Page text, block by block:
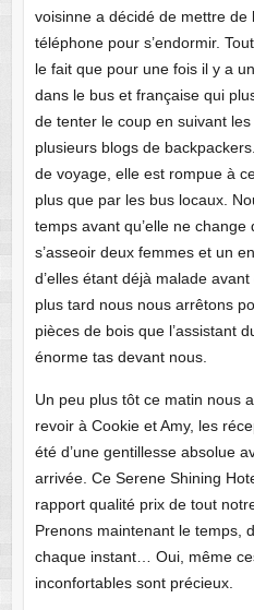
voisinne a décidé de mettre de
téléphone pour s’endormir.
le fait que pour une fois il y a
dans le bus et française qui
de tenter le coup en suivant
plusieurs blogs de
de voyage, elle est rompue à
plus que par les bus locaux.
temps avant qu’elle ne
s’asseoir deux femmes et un
d’elles étant déjà malade
plus tard nous nous arrêtons
pièces de bois que l’assistant
énorme tas devant nous.
Un peu plus tôt ce matin nous
revoir à Cookie et Amy, les
été d’une gentillesse absolue
arrivée. Ce Serene Shining
rapport qualité prix de tout
Prenons maintenant le temps,
chaque instant… Oui, même
inconfortables sont précieux.